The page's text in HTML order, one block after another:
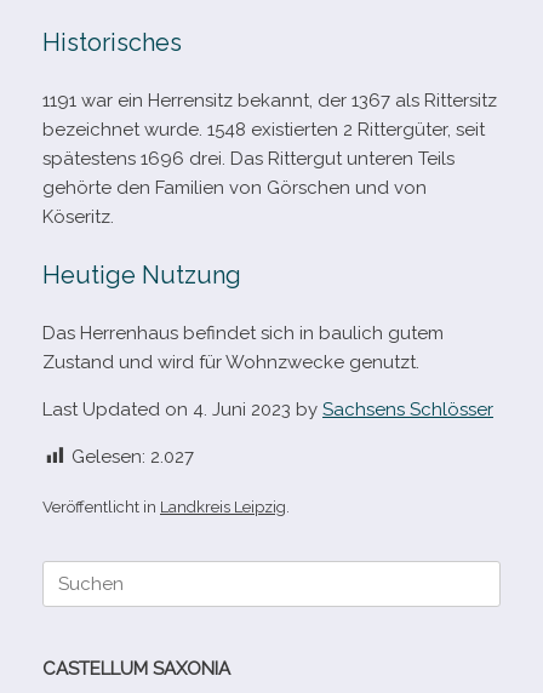
Historisches
1191 war ein Herrensitz bekannt, der 1367 als Rittersitz
bezeich­net wurde. 1548 exis­tier­ten 2 Rittergüter, seit
spä­tes­tens 1696 drei. Das Rittergut unte­ren Teils
gehörte den Familien von Görschen und von
Köseritz.
Heutige Nutzung
Das Herrenhaus befin­det sich in bau­lich gutem
Zustand und wird für Wohnzwecke genutzt.
Last Updated on 4. Juni 2023 by Sachsens Schlösser
Gelesen: 2.027
Veröffentlicht in Landkreis Leipzig
Suche
CASTELLUM SAXONIA